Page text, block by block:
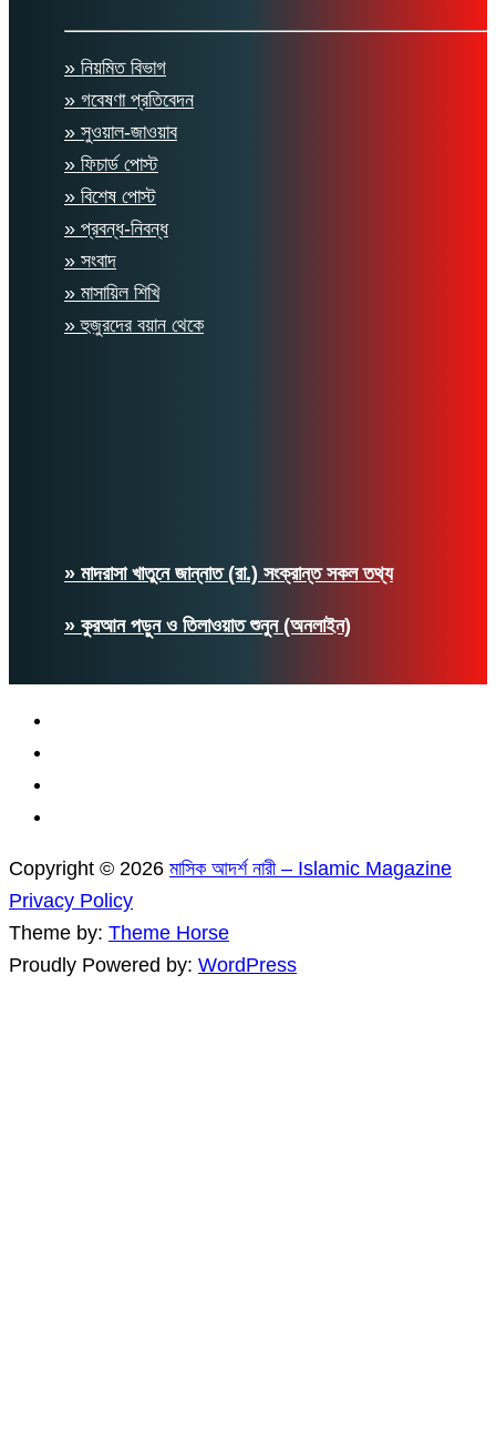
» নিয়মিত বিভাগ
» গবেষণা প্রতিবেদন
» সুওয়াল-জাওয়াব
» ফিচার্ড পোস্ট
» বিশেষ পোস্ট
» প্রবন্ধ-নিবন্ধ
» সংবাদ
» মাসায়িল শিখি
» হুজুরদের বয়ান থেকে
» মাদরাসা খাতুনে জান্নাত (রা.) সংক্রান্ত সকল তথ্য
» কুরআন পড়ুন ও তিলাওয়াত শুনুন (অনলাইন)
Copyright © 2026 মাসিক আদর্শ নারী – Islamic Magazine
Privacy Policy
Theme by: Theme Horse
Proudly Powered by: WordPress